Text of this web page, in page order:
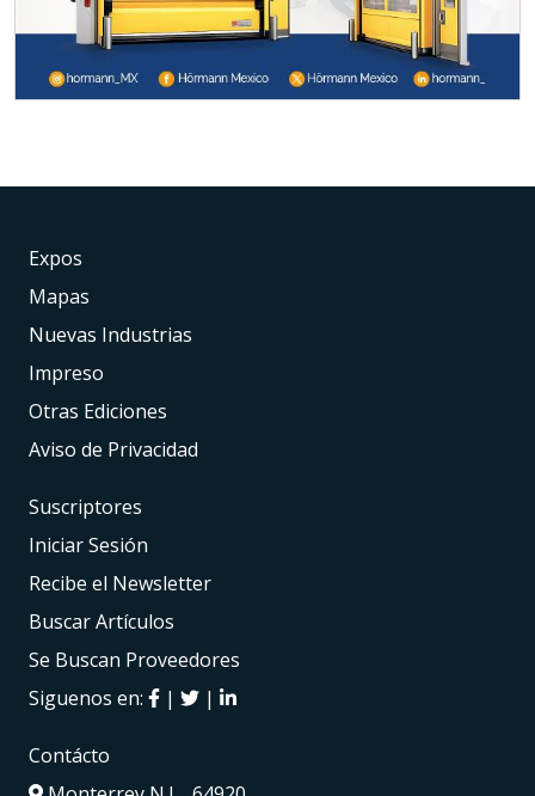
Expos
Mapas
Nuevas Industrias
Impreso
Otras Ediciones
Aviso de Privacidad
Suscriptores
Iniciar Sesión
Recibe el Newsletter
Buscar Artículos
Se Buscan Proveedores
Siguenos en:
| |
Contácto